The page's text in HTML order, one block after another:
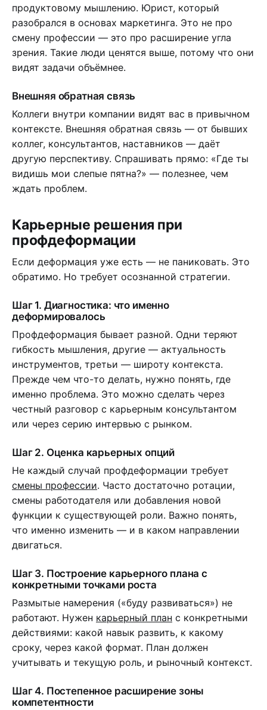
продуктовому мышлению. Юрист, который
разобрался в основах маркетинга. Это не про
смену профессии — это про расширение угла
зрения. Такие люди ценятся выше, потому что они
видят задачи объёмнее.
Внешняя обратная связь
Коллеги внутри компании видят вас в привычном
контексте. Внешняя обратная связь — от бывших
коллег, консультантов, наставников — даёт
другую перспективу. Спрашивать прямо: «Где ты
видишь мои слепые пятна?» — полезнее, чем
ждать проблем.
Карьерные решения при
профдеформации
Если деформация уже есть — не паниковать. Это
обратимо. Но требует осознанной стратегии.
Шаг 1. Диагностика: что именно
деформировалось
Профдеформация бывает разной. Одни теряют
гибкость мышления, другие — актуальность
инструментов, третьи — широту контекста.
Прежде чем что-то делать, нужно понять, где
именно проблема. Это можно сделать через
честный разговор с карьерным консультантом
или через серию интервью с рынком.
Шаг 2. Оценка карьерных опций
Не каждый случай профдеформации требует
смены профессии. Часто достаточно ротации,
смены работодателя или добавления новой
функции к существующей роли. Важно понять,
что именно изменить — и в каком направлении
двигаться.
Шаг 3. Построение карьерного плана с
конкретными точками роста
Размытые намерения («буду развиваться») не
работают. Нужен карьерный план с конкретными
действиями: какой навык развить, к какому
сроку, через какой формат. План должен
учитывать и текущую роль, и рыночный контекст.
Шаг 4. Постепенное расширение зоны
компетентности